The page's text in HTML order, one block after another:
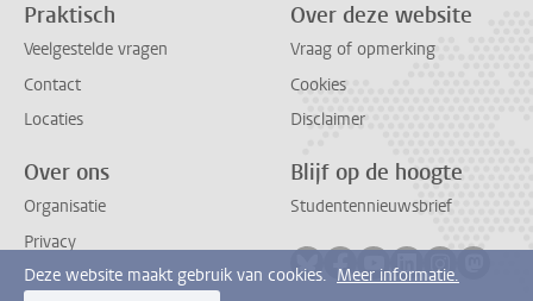
Praktisch
Veelgestelde vragen
Contact
Locaties
Over deze website
Vraag of opmerking
Cookies
Disclaimer
Over ons
Organisatie
Privacy
Blijf op de hoogte
Studentennieuwsbrief
Deze website maakt gebruik van cookies. Meer informatie.